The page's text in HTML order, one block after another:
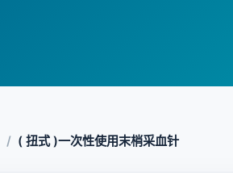
( 扭式 )一次性使用末梢采血针